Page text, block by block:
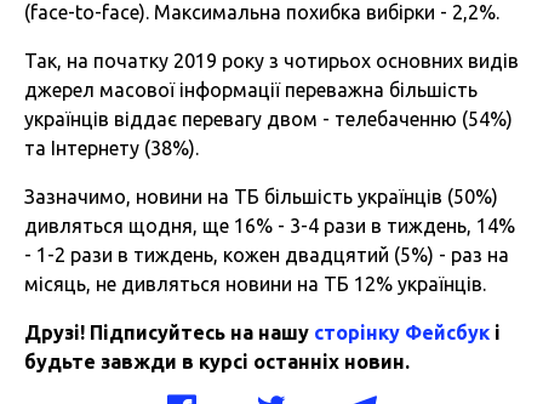
(face-to-face). Максимальна похибка вибірки - 2,2%.
Так, на початку 2019 року з чотирьох основних видів
джерел масової інформації переважна більшість
українців віддає перевагу двом - телебаченню (54%)
та Інтернету (38%).
Зазначимо, новини на ТБ більшість українців (50%)
дивляться щодня, ще 16% - 3-4 рази в тиждень, 14%
- 1-2 рази в тиждень, кожен двадцятий (5%) - раз на
місяць, не дивляться новини на ТБ 12% українців.
Друзі! Підписуйтесь на нашу сторінку Фейсбук і
будьте завжди в курсі останніх новин.